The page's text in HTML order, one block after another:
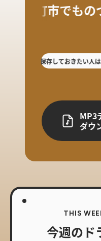
した人や保存しておきたい人はこ
十日町市でもの
MP3
ダウ
THIS
今週のド